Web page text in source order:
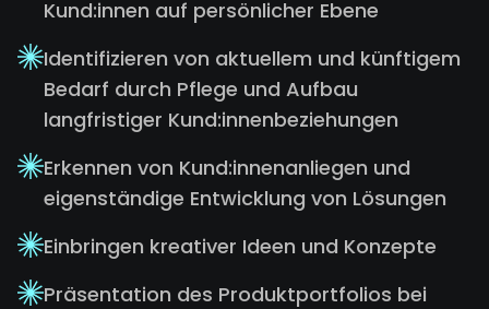
Kund:innen auf persönlicher Ebene
Identifizieren von aktuellem und künftigem
Bedarf durch Pflege und Aufbau
langfristiger Kund:innenbeziehungen
Erkennen von Kund:innenanliegen und
eigenständige Entwicklung von Lösungen
Einbringen kreativer Ideen und Konzepte
Präsentation des Produktportfolios bei